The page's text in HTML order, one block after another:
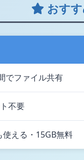
おす
でファイル共有
不要
使える・15GB無料